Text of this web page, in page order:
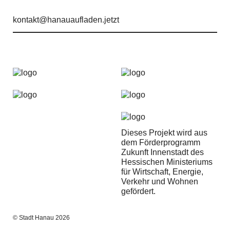
kontakt@hanauaufladen.jetzt
Dieses Projekt wird aus
dem Förderprogramm
Zukunft Innenstadt des
Hessischen Ministeriums
für Wirtschaft, Energie,
Verkehr und Wohnen
gefördert.
© Stadt Hanau 2026